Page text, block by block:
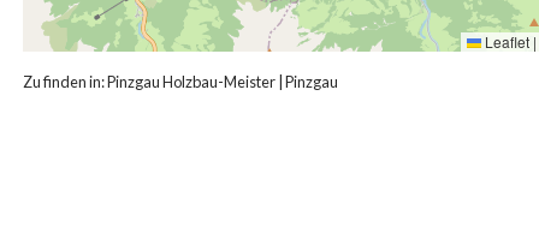
Leaflet |
Zu finden in:Pinzgau Holzbau-Meister Pinzgau